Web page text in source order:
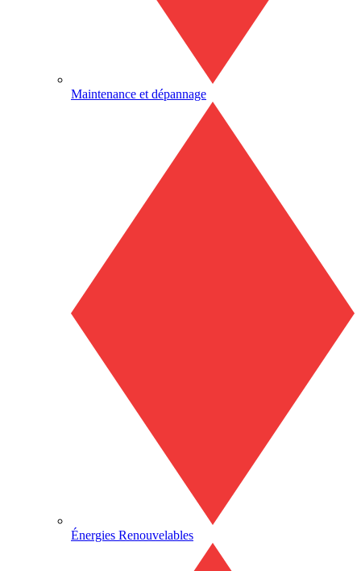
Maintenance et dépannage
Énergies Renouvelables